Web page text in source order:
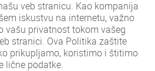
veb stranicu. Kao kompanija
iskustvu na internetu, važno
vašu privatnost tokom vašeg
stranici. Ova Politika zaštite
prikupljamo, koristimo i štitimo
lične podatke.